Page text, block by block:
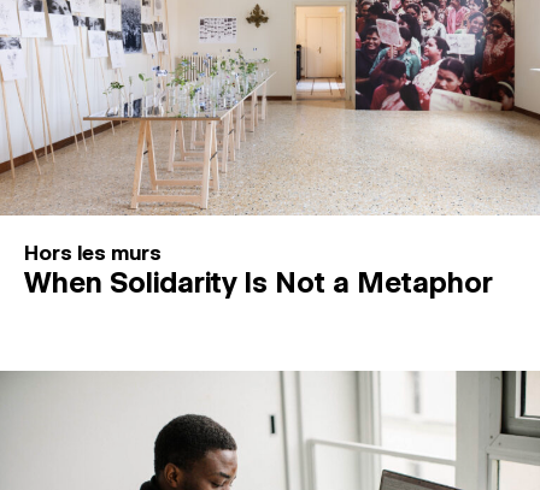
Hors les murs
When Solidarity Is Not a Metaphor